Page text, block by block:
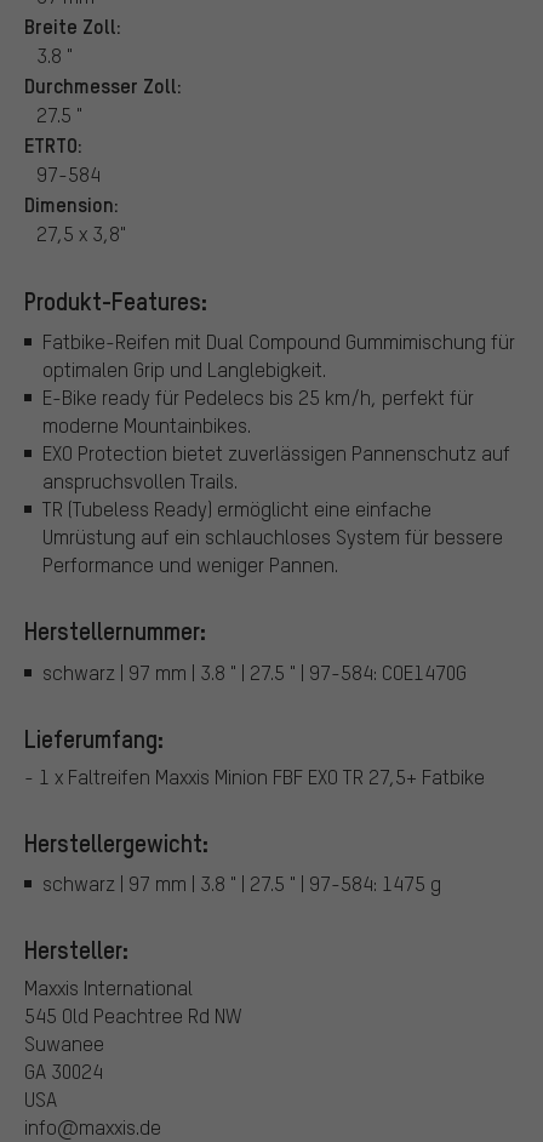
Breite Zoll:
3.8 "
Durchmesser Zoll:
27.5 "
ETRTO:
97-584
Dimension:
27,5 x 3,8"
Produkt-Features:
Fatbike-Reifen mit Dual Compound Gummimischung für
optimalen Grip und Langlebigkeit.
E-Bike ready für Pedelecs bis 25 km/h, perfekt für
moderne Mountainbikes.
EXO Protection bietet zuverlässigen Pannenschutz auf
anspruchsvollen Trails.
TR (Tubeless Ready) ermöglicht eine einfache
Umrüstung auf ein schlauchloses System für bessere
Performance und weniger Pannen.
Herstellernummer:
schwarz | 97 mm | 3.8 " | 27.5 " | 97-584: COE1470G
Lieferumfang:
- 1 x Faltreifen Maxxis Minion FBF EXO TR 27,5+ Fatbike
Herstellergewicht:
schwarz | 97 mm | 3.8 " | 27.5 " | 97-584: 1475 g
Hersteller:
Maxxis International
545 Old Peachtree Rd NW
Suwanee
GA 30024
USA
info@maxxis.de